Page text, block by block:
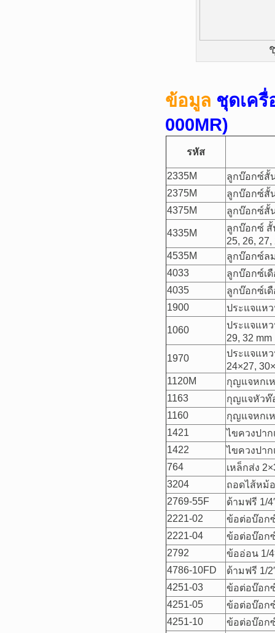
ข้อมูล ชุดเครื่
000MR)
รหัส
2335M
ลูกบ๊อกซ์สั้น
2375M
ลูกบ๊อกซ์สั้
4375M
ลูกบ๊อกซ์สั้น
4335M
ลูกบ๊อกซ์ สั้
25, 26, 27,
4535M
ลูกบ๊อกซ์ลม
4033
ลูกบ๊อกซ์เดื
4035
ลูกบ๊อกซ์เดื
1900
ประแจแหว
1060
ประแจแหว
29, 32 mm
1970
ประแจแหว
24×27,
1120M
กุญแจหกเห
1163
กุญแจหัวท๊
1160
กุญแจหกเ
1421
ไขควงปาก
1422
ไขควงปาก
764
เหล็กส่ง
3204
ถอดไส้หม้
2769-55F
ด้ามฟรี 1/
2221-02
ข้อต่อบ๊อกซ์
2221-04
ข้อต่อบ๊อกซ์
2792
ข้ออ่อน 1/
4786-10FD
ด้ามฟรี 1/
4251-03
ข้อต่อบ๊อกซ์
4251-05
ข้อต่อบ๊อกซ์
4251-10
ข้อต่อบ๊อกซ์